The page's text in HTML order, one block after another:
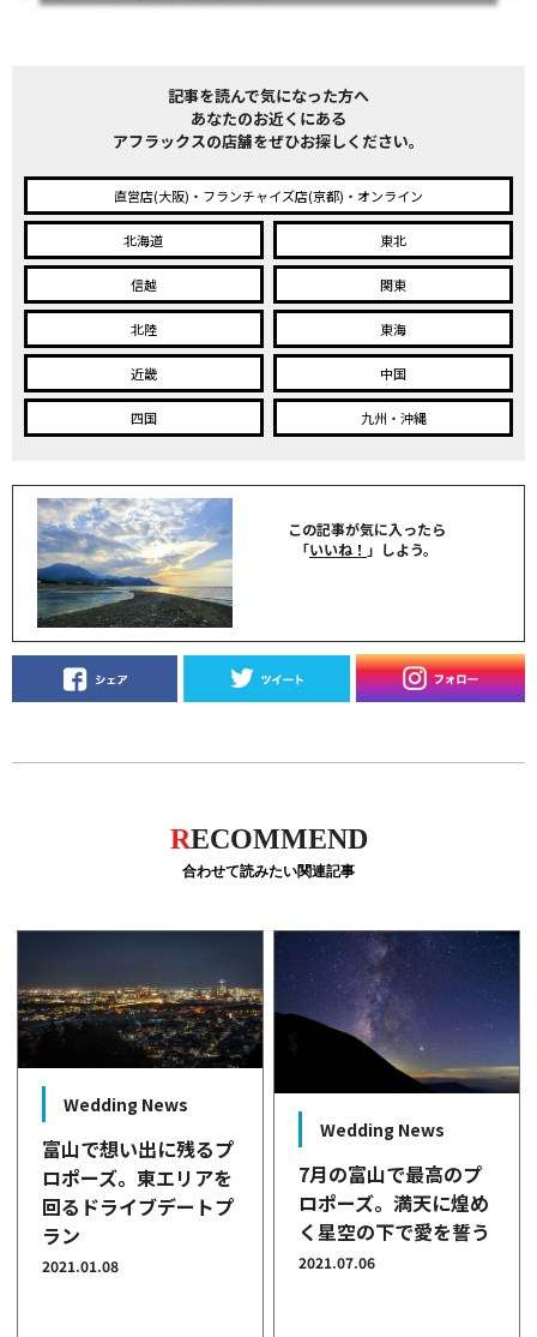
記事を読んで気になった方へ
あなたのお近くにある
アフラックスの店舗をぜひお探しください。
直営店(大阪)・フランチャイズ店(京都)・オンライン
北海道 東北
信越 関東
北陸 東海
近畿 中国
四国 九州・沖縄
この記事が気に入ったら
「いいね！ 」しよう。
RECOMMEND
合わせて読みたい関連記事
Wedding News
富山で想い出に残るプ
ロポーズ。東エリアを
回るドライブデートプ
ラン
2021.01.08
Wedding News
7月の富山で最高のプ
ロポーズ。満天に煌め
く星空の下で愛を誓う
2021.07.06